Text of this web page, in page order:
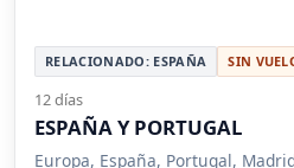
RELACIONADO: ESPAÑA SIN
12 días
ESPAÑA Y PORTUGAL
Europa, España, Portugal,